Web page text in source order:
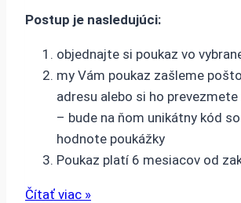
Postup je nasledujúci:
objednajte si poukaz vo
my Vám poukaz zašleme
adresu alebo si ho prevezmete
– bude na ňom unikátny kód
hodnote poukážky
Poukaz platí 6 mesiacov od
Čítať viac »